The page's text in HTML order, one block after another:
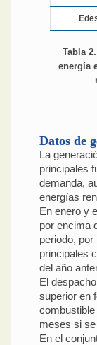
Tabla
energía
Datos de
La
principales
demanda,
energías
En enero y
por encima
periodo,
principales
del año
El
superior en
meses si
En el